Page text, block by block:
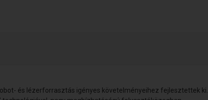
és lézerforrasztás igényes követelményeihez fejlesztettek ki.